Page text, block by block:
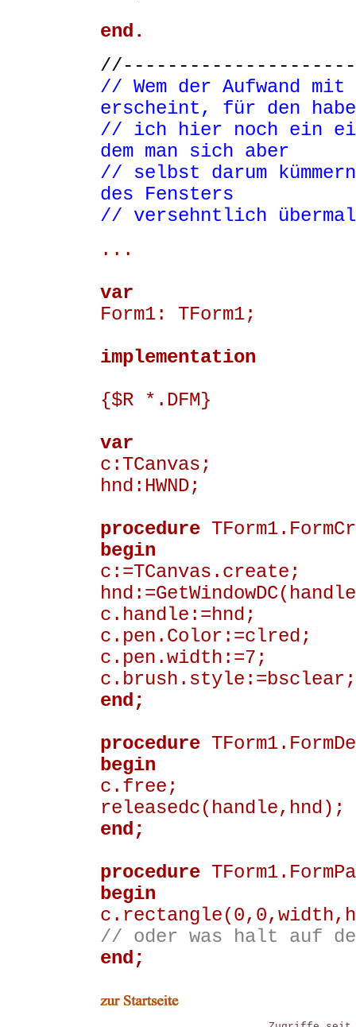
end.
// Wem der Aufwand mit
erscheint, für den habe
// ich hier noch ein
dem man sich aber
// selbst darum
des Fensters
// versehntlich
...
var
Form1: TForm1;
implementation
{$R *.DFM}
var
c:TCanvas;
hnd:HWND;
procedure
begin
c:=TCanvas.create;
c.handle:=hnd;
c.pen.Color:=clred;
c.pen.width:=7;
c.brush.style:=bsclear;
end;
procedure
begin
c.free;
releasedc(handle,hnd);
end;
procedure
begin
// oder was halt auf
end;